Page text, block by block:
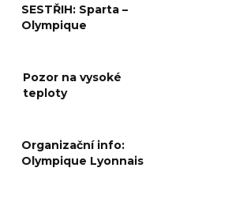
SESTŘIH: Sparta –
Olympique
Pozor na vysoké
teploty
Organizační info:
Olympique Lyonnais